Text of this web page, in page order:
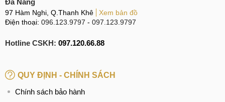
Đà Nẵng
97 Hàm Nghi, Q.Thanh Khê
Xem bản đồ
Điện thoại: 096.123.9797 - 097.123.9797
Hotline CSKH: 097.120.66.88
QUY ĐỊNH - CHÍNH SÁCH
Chính sách bảo hành